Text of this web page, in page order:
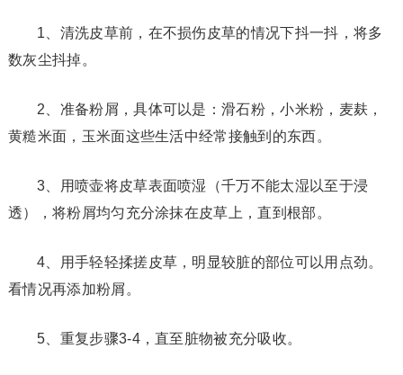
1、清洗皮草前，在不损伤皮草的情况下抖一抖，将多
数灰尘抖掉。
2、准备粉屑，具体可以是：滑石粉，小米粉，麦麸，
黄糙米面，玉米面这些生活中经常接触到的东西。
3、用喷壶将皮草表面喷湿（千万不能太湿以至于浸
透），将粉屑均匀充分涂抹在皮草上，直到根部。
4、用手轻轻揉搓皮草，明显较脏的部位可以用点劲。
看情况再添加粉屑。
5、重复步骤3-4，直至脏物被充分吸收。